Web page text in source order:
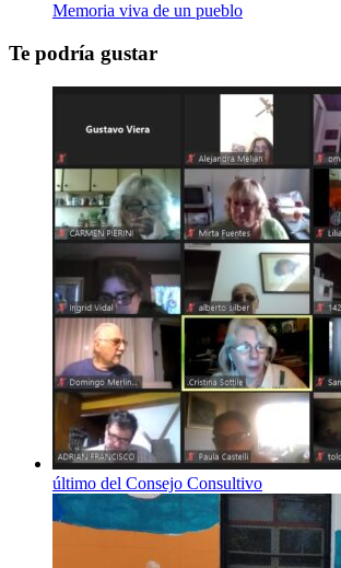
Memoria viva de un pueblo
Te podría gustar
último del Consejo Consultivo